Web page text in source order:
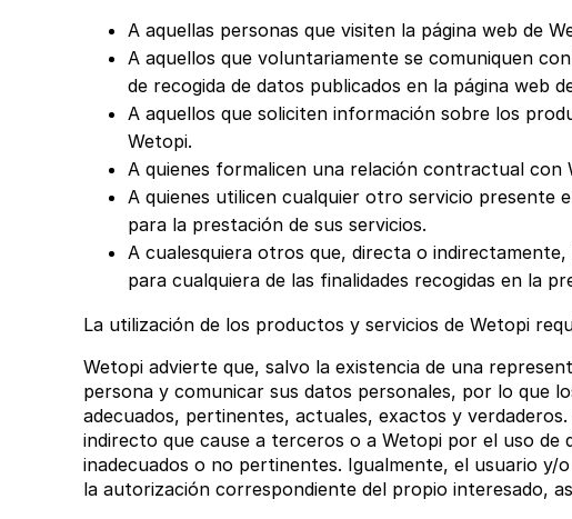
A aquellas personas que visiten la página web de
A aquellos que voluntariamente se comuniquen
de recogida de datos publicados en la página web
A aquellos que soliciten información sobre los
Wetopi.
A quienes formalicen una relación contractual
A quienes utilicen cualquier otro servicio presente
para la prestación de sus servicios.
A cualesquiera otros que, directa o
para cualquiera de las finalidades recogidas en la
La utilización de los productos y servicios de Wetopi
Wetopi advierte que, salvo la existencia de una
persona y comunicar sus datos personales, por lo que
adecuados, pertinentes, actuales, exactos y
indirecto que cause a terceros o a Wetopi por el uso
inadecuados o no pertinentes. Igualmente, el usuario
la autorización correspondiente del propio interesado,